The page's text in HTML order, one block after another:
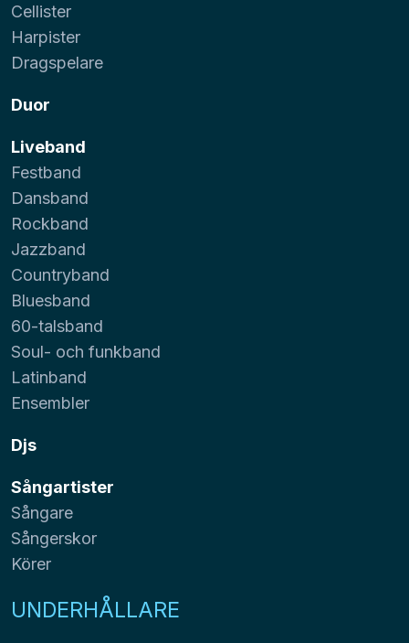
Cellister
Harpister
Dragspelare
Duor
Liveband
Festband
Dansband
Rockband
Jazzband
Countryband
Bluesband
60-talsband
Soul- och funkband
Latinband
Ensembler
Djs
Sångartister
Sångare
Sångerskor
Körer
UNDERHÅLLARE